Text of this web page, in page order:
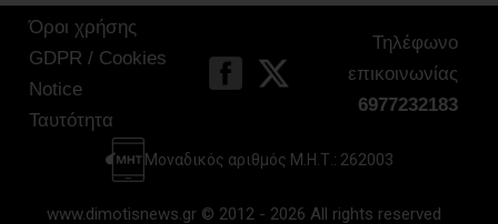
Όροι χρήσης
GDPR / Cookies
Notice
Ταυτότητα
Τηλέφωνο
επικοινωνίας
6977232183
Μοναδικός αριθμός Μ.Η.Τ.: 262003
www.dimotisnews.gr © 2012 - 2026 All rights reserved